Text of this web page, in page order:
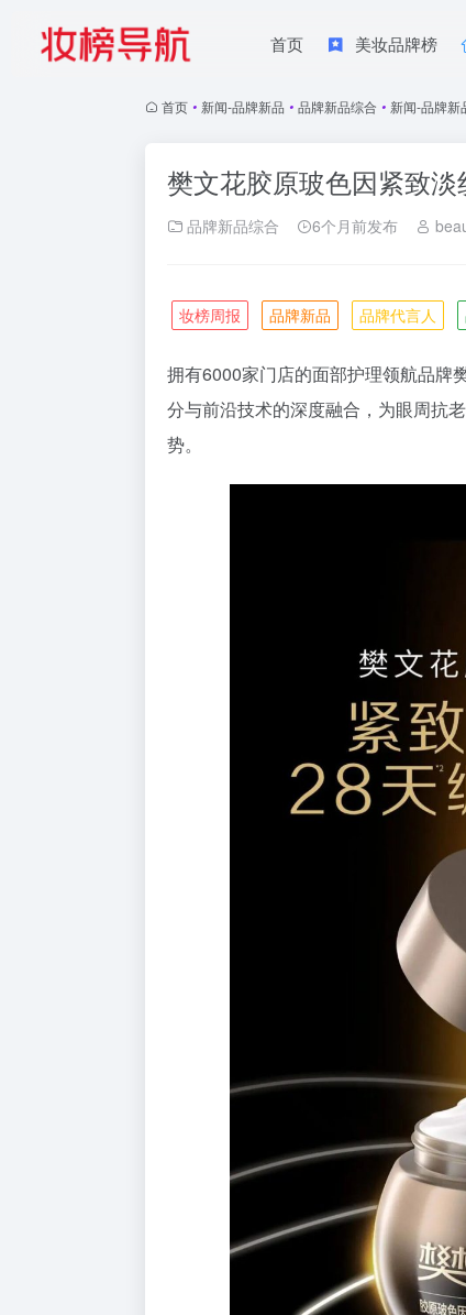
首页 美妆品牌榜
首页 • 新闻-品牌新品 • 品牌新品综合 • 新闻-品牌新
樊文花胶原玻色因紧致
品牌新品综合 6个月前发布
妆榜周报 品牌新品 品牌代言人
拥有6000家门店的面部护理领航品牌
分与前沿技术的深度融合，为眼周抗
势。